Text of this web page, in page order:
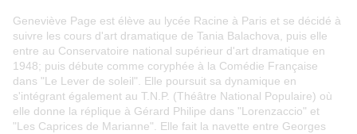
Geneviève Page est élève au lycée Racine à Paris et se décidé à
suivre les cours d'art dramatique de Tania Balachova, puis elle
entre au Conservatoire national supérieur d'art dramatique en
1948; puis débute comme coryphée à la Comédie Française
dans "Le Lever de soleil". Elle poursuit sa dynamique en
s'intégrant également au T.N.P. (Théâtre National Populaire) où
elle donne la réplique à Gérard Philipe dans "Lorenzaccio" et
"Les Caprices de Marianne". Elle fait la navette entre Georges